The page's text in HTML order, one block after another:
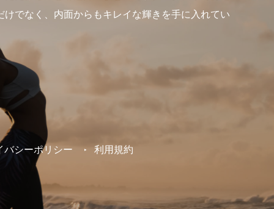
でなく、内面からもキレイな輝きを手に入れてい
バシーポリシー 利用規約